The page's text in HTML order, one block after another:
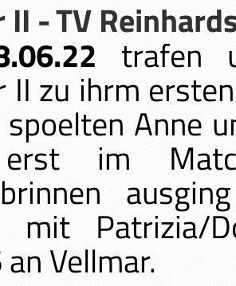
II -TV
trafen
II zu ihrm
spoelten Anne
im
mit Patrizia/
Vellmar.